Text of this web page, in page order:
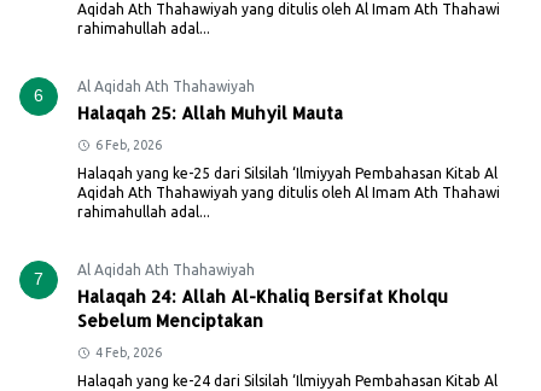
Aqidah Ath Thahawiyah yang ditulis oleh Al Imam Ath Thahawi
rahimahullah adal...
6 Al Aqidah Ath Thahawiyah
Halaqah 25: Allah Muhyil Mauta
6 Feb, 2026
Halaqah yang ke-25 dari Silsilah ‘Ilmiyyah Pembahasan Kitab Al
Aqidah Ath Thahawiyah yang ditulis oleh Al Imam Ath Thahawi
rahimahullah adal...
7 Al Aqidah Ath Thahawiyah
Halaqah 24: Allah Al-Khaliq Bersifat Kholqu
Sebelum Menciptakan
4 Feb, 2026
Halaqah yang ke-24 dari Silsilah ‘Ilmiyyah Pembahasan Kitab Al